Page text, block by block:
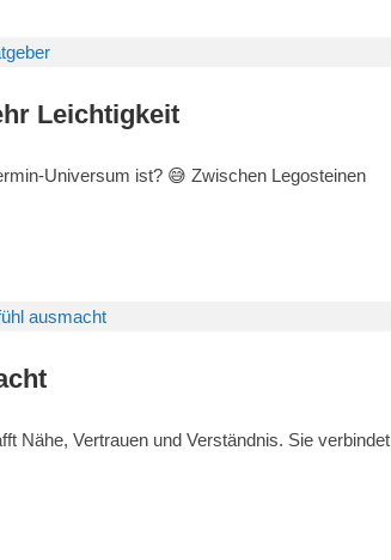
Leichtigkeit
Universum ist? 😅 Zwischen Legosteinen
Nähe, Vertrauen und Verständnis. Sie verbindet